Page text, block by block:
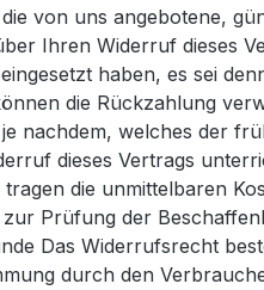
von uns angebotene,
Ihren Widerruf dieses
haben, es sei
die Rückzahlung
nachdem, welches der
dieses Vertrags
die unmittelbaren
Prüfung der
Das Widerrufsrecht
durch den